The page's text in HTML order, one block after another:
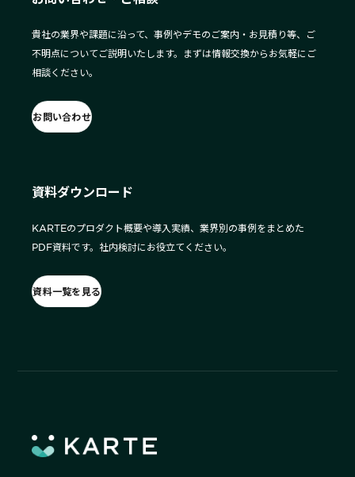
貴社の業界や課題に沿って、事例やデモのご案内・お見積り等、ご
不明点についてご説明いたします。まずは情報交換からお気軽にご
相談ください。
お問い合わせ
資料ダウンロード
KARTEのプロダクト概要や導入実績、業界別の事例をまとめた
PDF資料です。社内検討にお役立てください。
資料一覧を見る